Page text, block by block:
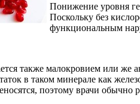
Понижение уровня
Поскольку без
функциональным
также малокровием или
в таком минерале как
поэтому врачи